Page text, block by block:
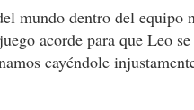
mundo dentro del equipo
acorde para que Leo se
cayéndole